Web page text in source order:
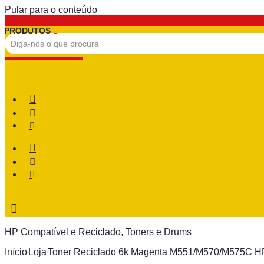
Pular para o conteúdo
PRODUTOS
Desejo
Desejo
HP Compatível e Reciclado, Toners e Drums
Início LojaToner Reciclado 6k Magenta M551/M570/M575C